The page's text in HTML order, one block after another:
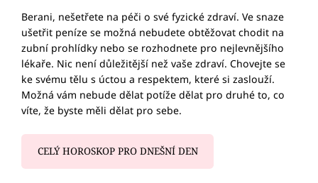
Berani, nešetřete na péči o své fyzické zdraví. Ve snaze
ušetřit peníze se možná nebudete obtěžovat chodit na
zubní prohlídky nebo se rozhodnete pro nejlevnějšího
lékaře. Nic není důležitější než vaše zdraví. Chovejte se
ke svému tělu s úctou a respektem, které si zaslouží.
Možná vám nebude dělat potíže dělat pro druhé to, co
víte, že byste měli dělat pro sebe.
CELÝ HOROSKOP PRO DNEŠNÍ DEN